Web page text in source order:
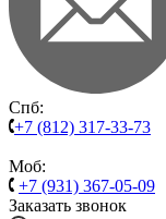
Спб:
+7 (812) 317-33-73
Моб:
+7 (931) 367-05-09
Заказать звонок